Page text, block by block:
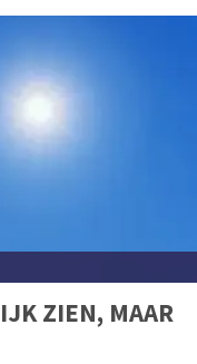
ZIEN, MAAR